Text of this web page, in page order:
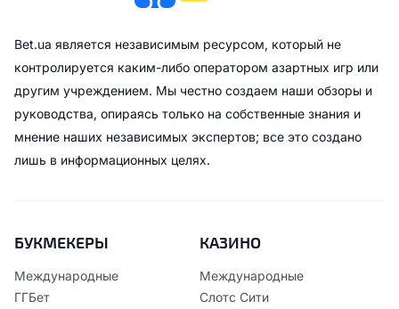
Bet.ua является независимым ресурсом, который не
контролируется каким-либо оператором азартных игр или
другим учреждением. Мы честно создаем наши обзоры и
руководства, опираясь только на собственные знания и
мнение наших независимых экспертов; все это создано
лишь в информационных целях.
БУКМЕКЕРЫ
Международные
ГГБет
КАЗИНО
Международные
Слотс Сити